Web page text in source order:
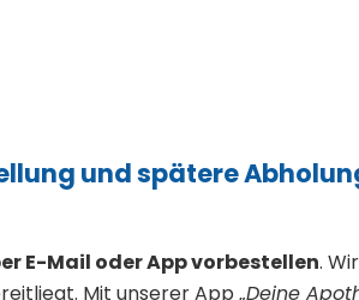
und spätere
E-Mail oder App vorbestellen.
Mit unserer App „Deine